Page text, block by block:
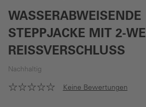
WASSERABWEISENDE
STEPPJACKE MIT 2-
REISSVERSCHLUSS
Nachhaltig
Keine Bewertungen